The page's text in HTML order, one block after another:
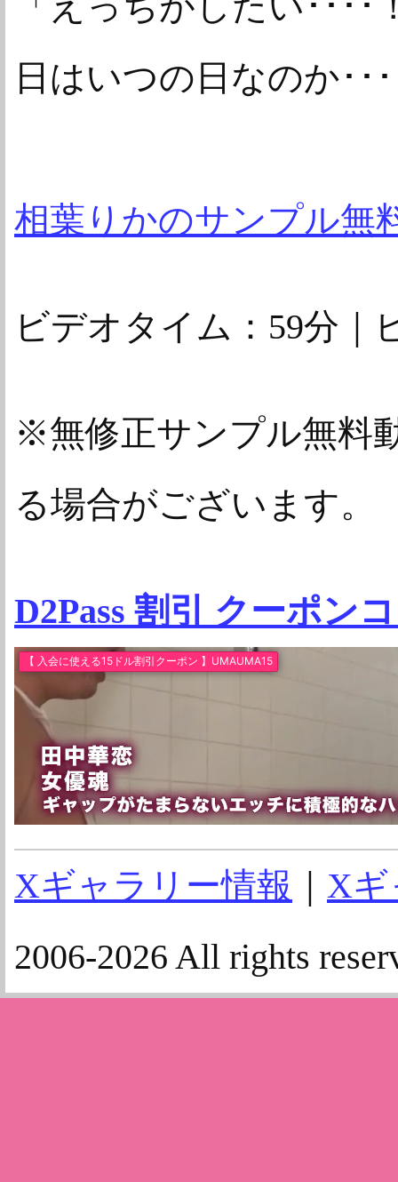
日はいつの日なのか･･
相葉りかのサンプル無
ビデオタイム：59分｜
※無修正サンプル無料
る場合がございます。
D2Pass 割引 クーポン
Xギャラリー情報
Xギ
2006-2026 All rights